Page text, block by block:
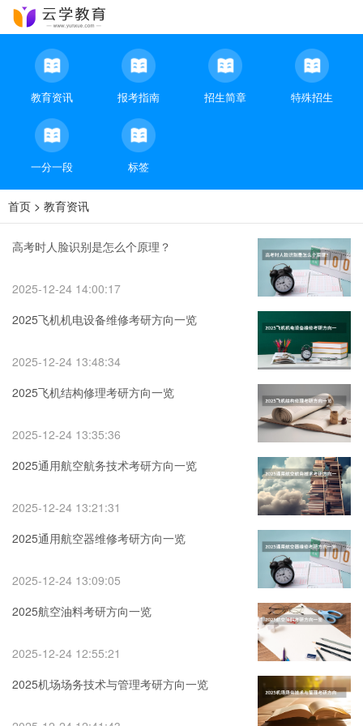
教育资讯 报考指南 招生简章 特殊招生
一分一段 标签
首页 > 教育资讯
高考时人脸识别是怎么个原理？
2025-12-24 14:00:17
2025飞机机电设备维修考研方向一览
2025-12-24 13:48:34
2025飞机结构修理考研方向一览
2025-12-24 13:35:36
2025通用航空航务技术考研方向一览
2025-12-24 13:21:31
2025通用航空器维修考研方向一览
2025-12-24 13:09:05
2025航空油料考研方向一览
2025-12-24 12:55:21
2025机场场务技术与管理考研方向一览